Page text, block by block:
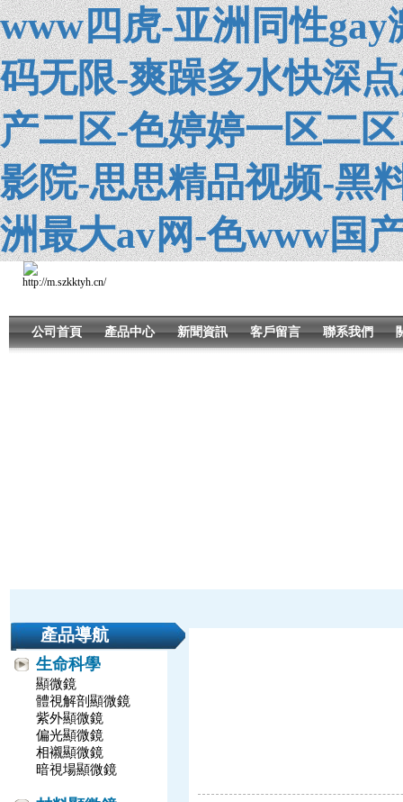
www四虎-亚洲同性
码无限-爽躁多水快深
产二区-色婷婷一区二
影院-思思精品视频-黑
洲最大av网-色www国
公司首頁 產品中心 新聞資訊 客戶留言 聯系我們
產品導航
生命科學
顯微鏡
體視解剖顯微鏡
紫外顯微鏡
偏光顯微鏡
相襯顯微鏡
暗視場顯微鏡